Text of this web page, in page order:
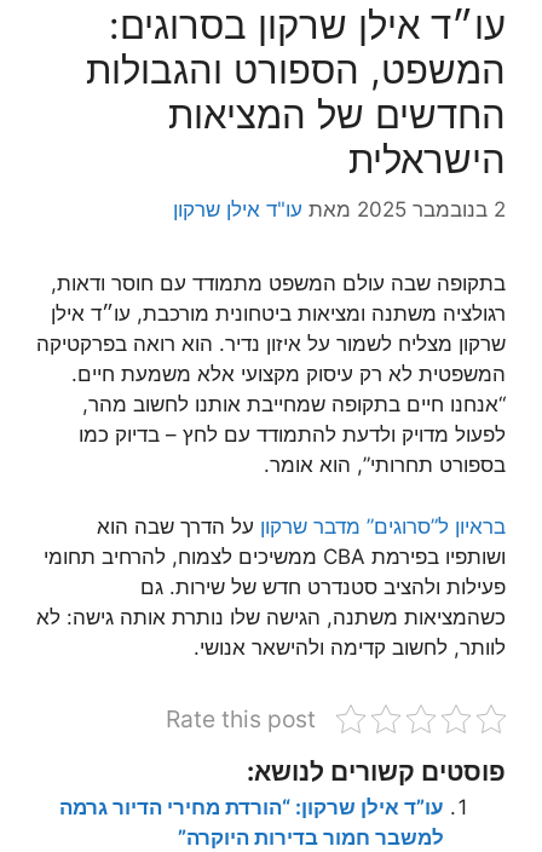
עו״ד אילן שרקון בסרוגים:
המשפט, הספורט והגבולות
החדשים של המציאות
הישראלית
2 בנובמבר 2025 מאת עו"ד אילן שרקון
בתקופה שבה עולם המשפט מתמודד עם חוסר ודאות,
רגולציה משתנה ומציאות ביטחונית מורכבת, עו״ד אילן
שרקון מצליח לשמור על איזון נדיר. הוא רואה בפרקטיקה
המשפטית לא רק עיסוק מקצועי אלא משמעת חיים.
“אנחנו חיים בתקופה שמחייבת אותנו לחשוב מהר,
לפעול מדויק ולדעת להתמודד עם לחץ – בדיוק כמו
בספורט תחרותי”, הוא אומר.
בראיון ל”סרוגים” מדבר שרקון על הדרך שבה הוא
ושותפיו בפירמת CBA ממשיכים לצמוח, להרחיב תחומי
פעילות ולהציב סטנדרט חדש של שירות. גם
כשהמציאות משתנה, הגישה שלו נותרת אותה גישה: לא
לוותר, לחשוב קדימה ולהישאר אנושי.
Rate this post
פוסטים קשורים לנושא:
עו”ד אילן שרקון: “הורדת מחירי הדיור גרמה
למשבר חמור בדירות היוקרה”